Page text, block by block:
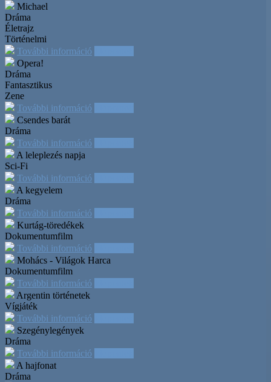
Michael
Dráma
Életrajz
Történelmi
További információ
Opera!
Dráma
Fantasztikus
Zene
További információ
Csendes barát
Dráma
További információ
A leleplezés napja
Sci-Fi
További információ
A kegyelem
Dráma
További információ
Kurtág-töredékek
Dokumentumfilm
További információ
Mohács - Világok Harca
Dokumentumfilm
További információ
Argentin történetek
Vígjáték
További információ
Szegénylegények
Dráma
További információ
A hajfonat
Dráma